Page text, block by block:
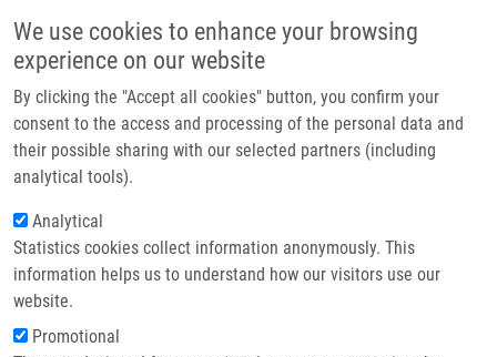
We use cookies to enhance your browsing
experience on our website
By clicking the "Accept all cookies" button, you confirm your
consent to the access and processing of the personal data and
their possible sharing with our selected partners (including
analytical tools).
Analytical
Statistics cookies collect information anonymously. This
information helps us to understand how our visitors use our
website.
Promotional
Header image
Drobečková navigace
Domů